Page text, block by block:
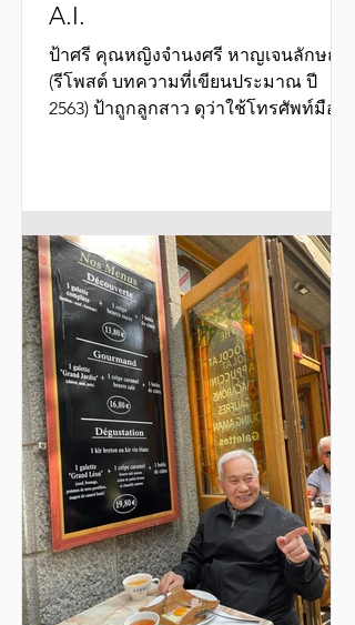
A.I.
ป้าศรี คุณหญิงจำนงศรี หาญเจนลักษณ์
(รีโพสต์ บทความที่เขียนประมาณ ปี
2563) ป้าถูกลูกสาว ดุว่าใช้โทรศัพท์มือ
หลาน…แค่วุ่นกับเรื่องน้ำหนักพุงลุงเจเจ
555) แต่รู้เรื่องวิชาการโน่นนี่มากมาย
อย่างที่เป็นอยู่ทุกวันนี้ ￼ ก็เพราะการใช้ IT
บนโทรศัพท์มือถือนี่แหละ เสียตังค์ค่า
course โน่นนี่ไปเยอะเหมือนกัน บาง
คอร์สยังไม่มีเวลาเรียนเลย บางคอร์สก็
เรียนแค่พอรู้ รู้สัมผัสภายใน รู้ธรรมช